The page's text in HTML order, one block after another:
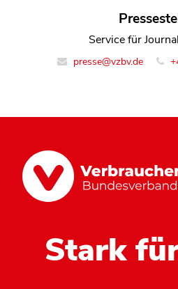
Service für
presse@vzbv.de
Stark